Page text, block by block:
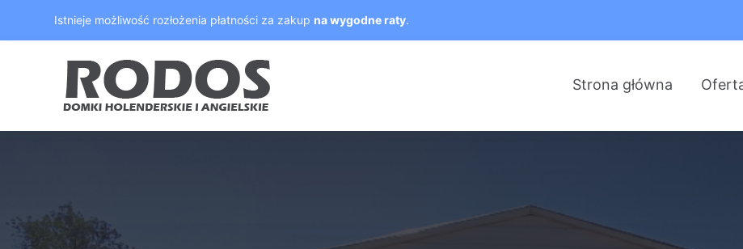
Istnieje możliwość rozłożenia płatności za zakupna wygodne raty.
Strona główna